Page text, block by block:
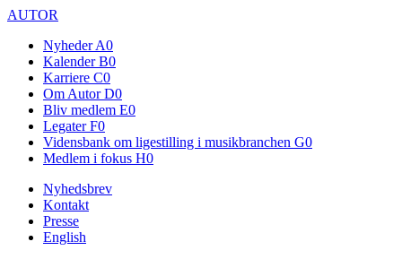
AUTOR
Nyheder A0
Kalender B0
Karriere C0
Om Autor D0
Bliv medlem E0
Legater F0
Vidensbank om ligestilling i musikbranchen G0
Medlem i fokus H0
Nyhedsbrev
Kontakt
Presse
English